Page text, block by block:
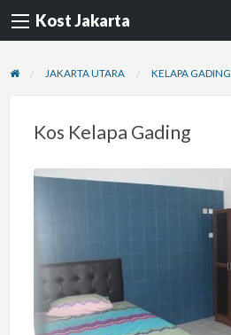
Kost Jakarta
JAKARTA UTARA KELAPA GADING
Kos Kelapa Gading